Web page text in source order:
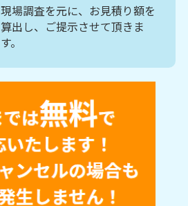
現場調査を元に、お見積り額を
算出し、ご提示させて頂きま
す。